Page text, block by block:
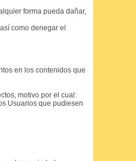
forma pueda dañar,
como denegar el
en los contenidos que
motivo por el cual:
Usuarios que pudiesen